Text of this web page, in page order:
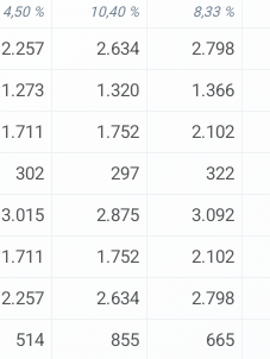
4,50 % 10,40 % 8,33 %
2.257 2.634 2.798
1.273 1.320 1.366
1.711 1.752 2.102
302 297 322
3.015 2.875 3.092
1.711 1.752 2.102
2.257 2.634 2.798
514 855 665